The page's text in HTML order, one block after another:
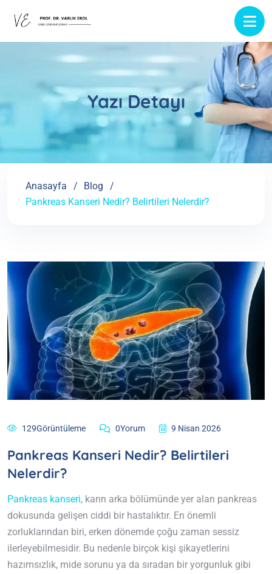
Yazı Detayı
Anasayfa
Blog
Pankreas Kanseri Nedir? Belirtileri Nelerdir?
129Görüntüleme 0Yorum 9 Nisan 2026
Pankreas Kanseri Nedir? Belirtileri
Nelerdir?
Pankreas kanseri, karın arka bölümünde yer alan pankreas
dokusunda gelişen ciddi bir hastalıktır. En önemli
zorluklarından biri, erken dönemde çoğu zaman sessiz
ilerleyebilmesidir. Bu nedenle birçok kişi şikayetlerini
hazımsızlık, mide sorunu ya da sıradan bir yorgunluk gibi